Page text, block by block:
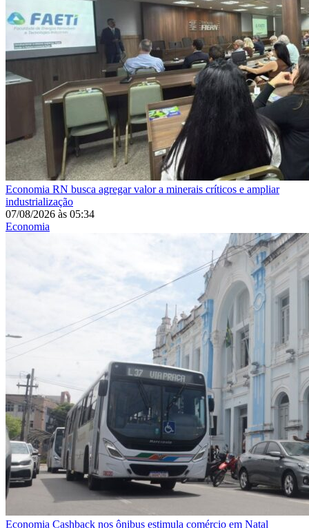
Economia RN busca agregar valor a minerais críticos e ampliar
industrialização
07/08/2026 às 05:34
Economia
Economia Cashback nos ônibus estimula comércio em Natal